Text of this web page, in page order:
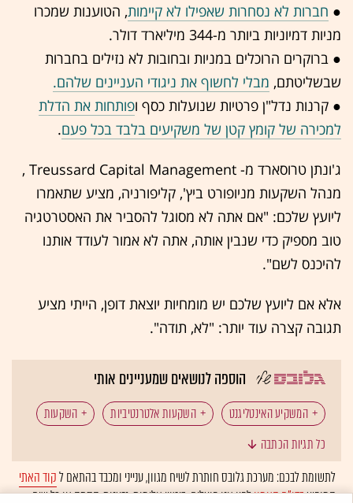
● חברות לא נסחרות שאפילו לא קיימות, הטוענות שמכרו
מניות דמיוניות ביותר מ-344 מיליארד דולר.
● ברוקרים הרוכלים במניות ובחובות לא נזילים בחברות
שבשליטתם, מבלי לחשוף את ניגודי העניינים שלהם.
● קרנות נדל"ן פרטיות שנועלות כסף ופותחות את הדלת
למכירה של קומץ קטן של משקיעים בלבד בכל פעם.
ג'ונתן טרוסארד מ- Treussard Capital Management ,
מנהל השקעות מניופורט ביץ', קליפורניה, מציע שתאמרו
ליועץ שלכם: "אם אתה לא מסוגל להסביר את האסטרטגיה
טוב מספיק כדי שנבין אותה, אתה לא אמור לעודד אותנו
להיכנס לשם".
אלא אם ליועץ שלכם יש מומחיות יוצאת דופן, הייתי מציע
תגובה קצרה עוד יותר: "לא, תודה".
הוספה לנושאים שמעניינים אותי
המשקיע האינטליגנט השקעות אלטרנטיביות השקעות
כל תגיות הכתבה
לתשומת לבכם: מערכת גלובס חותרת לשיח מגוון, ענייני ומכבד בהתאם לקוד האתי
המופיעבדו"ח האמוןלפיו אנו פועלים. ביטויי אלימות, גזענות, הסתה או כל שיח